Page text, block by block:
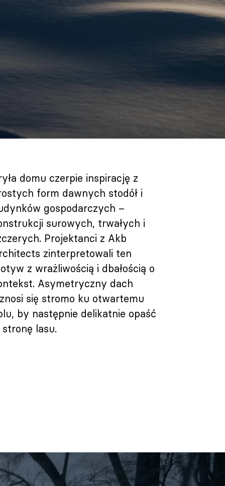
domu czerpie inspirację z
form dawnych stodół i
gospodarczych –
surowych, trwałych i
Projektanci z Akb
zinterpretowali ten
z wrażliwością i dbałością o
Asymetryczny dach
się stromo ku otwartemu
by następnie delikatnie opaść
stronę lasu.